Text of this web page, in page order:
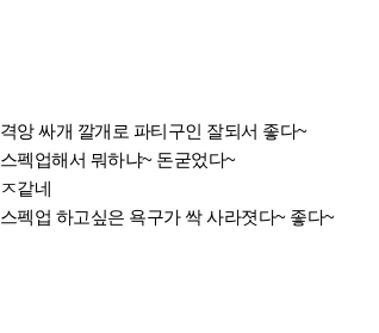
격앙 싸개 깔개로 파티구인 잘되서 좋다~
스펙업해서 뭐하냐~ 돈굳었다~
ㅈ같네
스펙업 하고싶은 욕구가 싹 사라졋다~ 좋다~